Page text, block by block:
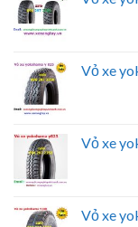
Vỏ xe
Vỏ xe
Vỏ xe